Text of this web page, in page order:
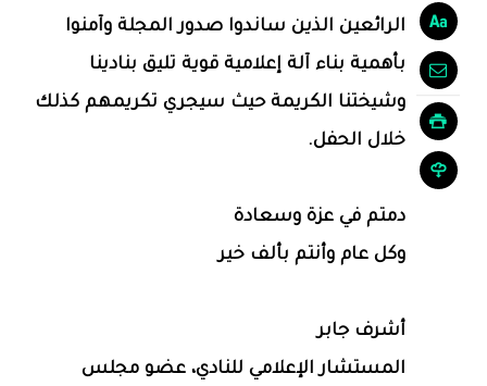
الرائعين الذين ساندوا صدور المجلة وآمنوا
بأهمية بناء آلة إعلامية قوية تليق بنادينا
وشيختنا الكريمة حيث سيجري تكريمهم كذلك
خلال الحفل.
دمتم في عزة وسعادة
وكل عام وأنتم بألف خير
أشرف جابر
المستشار الإعلامي للنادي، عضو مجلس